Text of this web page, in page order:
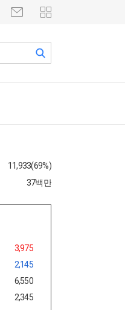
11,933(69%)
37백만
3,975
2,145
6,550
2,345